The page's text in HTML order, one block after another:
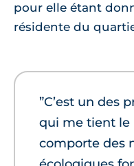
pour elle étant
résidente du
”C’est un des
qui me tient
comporte des